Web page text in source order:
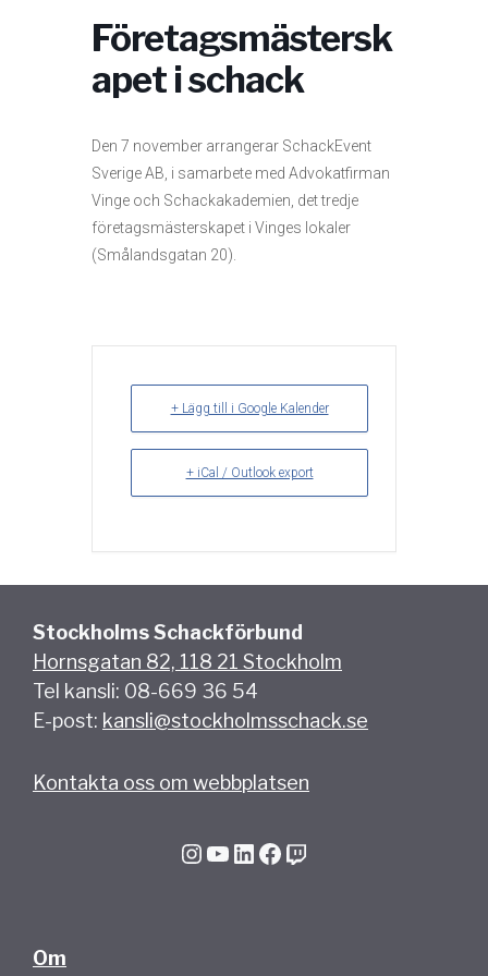
Företagsmästersk
apet i schack
Den 7 november arrangerar SchackEvent
Sverige AB, i samarbete med Advokatfirman
Vinge och Schackakademien, det tredje
företagsmästerskapet i Vinges lokaler
(Smålandsgatan 20).
+ Lägg till i Google Kalender
+ iCal / Outlook export
Stockholms Schackförbund
Hornsgatan 82, 118 21 Stockholm
Tel kansli: 08-669 36 54
E-post: kansli@stockholmsschack.se
Kontakta oss om webbplatsen
InstagramYouTube LinkedIn Facebook Twitch
Om